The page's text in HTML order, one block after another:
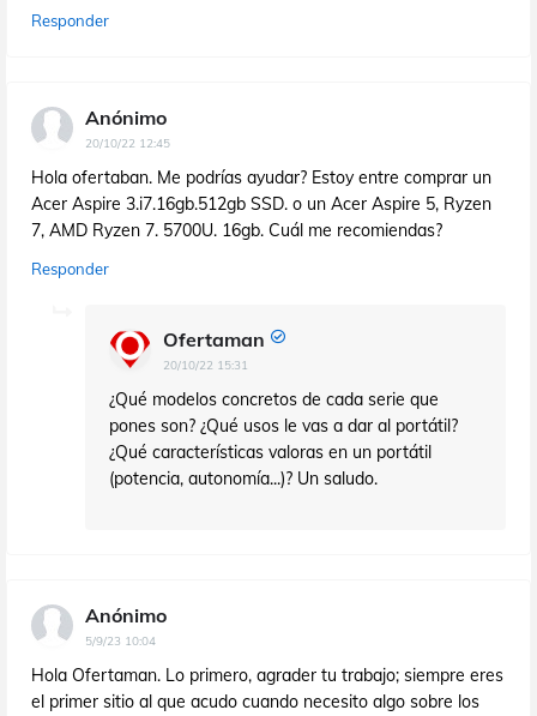
Responder
Anónimo
20/10/22 12:45
Hola ofertaban. Me podrías ayudar? Estoy entre comprar un
Acer Aspire 3.i7.16gb.512gb SSD. o un Acer Aspire 5, Ryzen
7, AMD Ryzen 7. 5700U. 16gb. Cuál me recomiendas?
Responder
Ofertaman
20/10/22 15:31
¿Qué modelos concretos de cada serie que
pones son? ¿Qué usos le vas a dar al portátil?
¿Qué características valoras en un portátil
(potencia, autonomía...)? Un saludo.
Anónimo
5/9/23 10:04
Hola Ofertaman. Lo primero, agrader tu trabajo; siempre eres
el primer sitio al que acudo cuando necesito algo sobre los